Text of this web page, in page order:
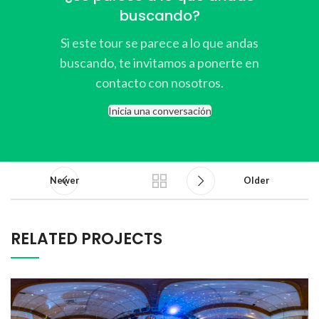
buscando?
Si este tour se parece a lo que andas
buscando, te invitamos a ponerte en
contacto con nosotros.
Inicia una conversación
Newer Older
RELATED PROJECTS